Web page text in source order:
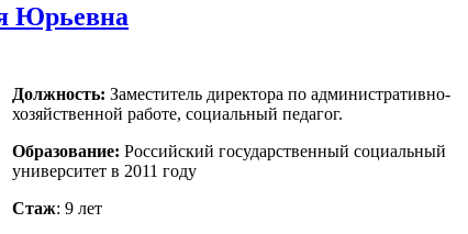
Юрьевна
Должность: Заместитель директора по административно-
хозяйственной работе, социальный педагог.
Образование: Российский государственный социальный
университет в 2011 году
Стаж: 9 лет